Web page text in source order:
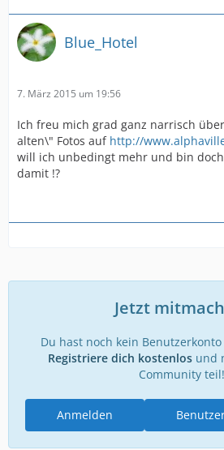
Blue_Hotel
7. März 2015 um 19:56
Ich freu mich grad ganz narrisch
alten\" Fotos auf http://
will ich unbedingt mehr und bin
damit !?
Jetzt
Du hast noch kein
Registriere dich kostenlos und
Community teil!
Anmelden